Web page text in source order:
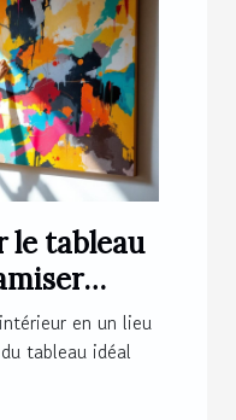
le tableau
en un lieu
tableau idéal